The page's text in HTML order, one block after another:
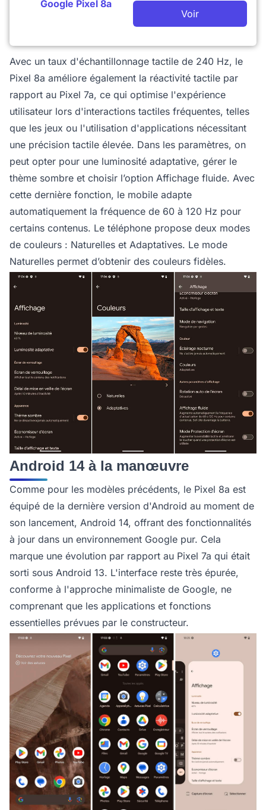
Google Pixel 8a
Voir
Avec un taux d'échantillonnage tactile de 240 Hz, le
Pixel 8a améliore également la réactivité tactile par
rapport au Pixel 7a, ce qui optimise l'expérience
utilisateur lors d'interactions tactiles fréquentes, telles
que les jeux ou l'utilisation d'applications nécessitant
une précision tactile élevée. Dans les paramètres, on
peut opter pour une luminosité adaptative, gérer le
thème sombre et choisir l’option Affichage fluide. Avec
cette dernière fonction, le mobile adapte
automatiquement la fréquence de 60 à 120 Hz pour
certains contenus. Le téléphone propose deux modes
de couleurs : Naturelles et Adaptatives. Le mode
Naturelles permet d’obtenir des couleurs fidèles.
Android 14 à la manœuvre
Comme pour les modèles précédents, le Pixel 8a est
équipé de la dernière version d'Android au moment de
son lancement, Android 14, offrant des fonctionnalités
à jour dans un environnement Google pur. Cela
marque une évolution par rapport au Pixel 7a qui était
sorti sous Android 13. L'interface reste très épurée,
conforme à l'approche minimaliste de Google, ne
comprenant que les applications et fonctions
essentielles prévues par le constructeur.